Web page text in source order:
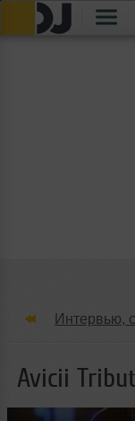
Интервью,
Новые лица
Avicii